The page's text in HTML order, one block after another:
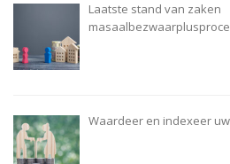
Laatste stand van zaken
Waardeer en indexeer